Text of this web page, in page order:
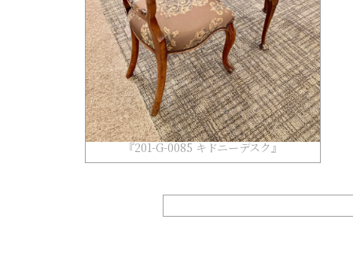
『201-G-0085 キドニーデスク』